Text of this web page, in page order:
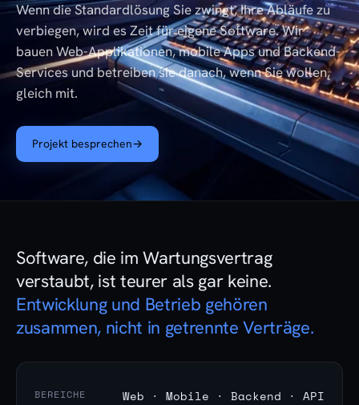
Wenn die Standardlösung Sie zwingt, Ihre Abläufe zu
verbiegen, wird es Zeit für eigene Software. Wir
bauen Web-Applikationen, mobile Apps und Backend-
Services und betreiben sie danach, wenn Sie wollen,
gleich mit.
Projekt besprechen→
Software, die im Wartungsvertrag
verstaubt, ist teurer als gar keine.
Entwicklung und Betrieb gehören
zusammen, nicht in getrennte Verträge.
BEREICHE Web · Mobile · Backend · API